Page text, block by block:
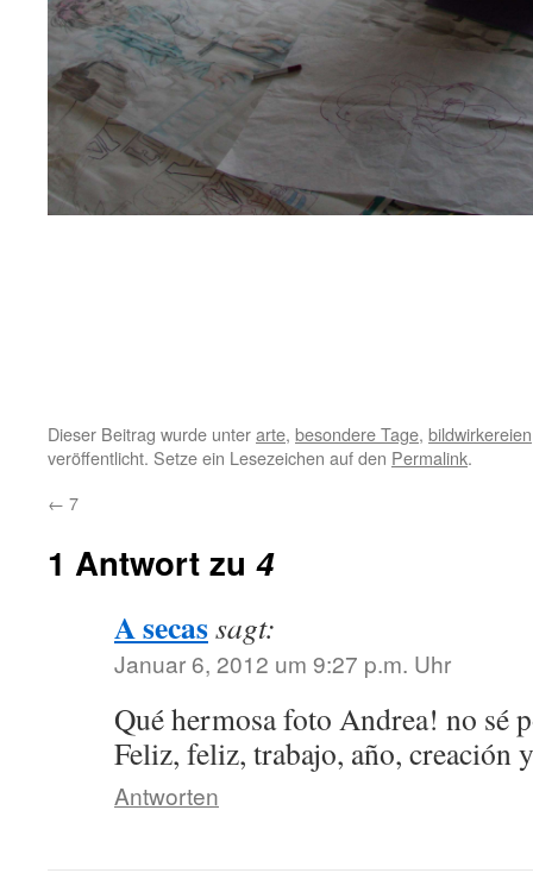
Dieser Beitrag wurde unterarte, besondere Tage, bildwirkereien
veröffentlicht. Setze ein Lesezeichen auf den Permalink.
← 7
1 Antwort zu 4
A secassagt:
Januar 6, 2012 um 9:27 p.m. Uhr
Qué hermosa foto Andrea! no sé
Feliz, feliz, trabajo, año, creación
Antworten